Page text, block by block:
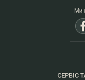
Ми
СЕРВІС